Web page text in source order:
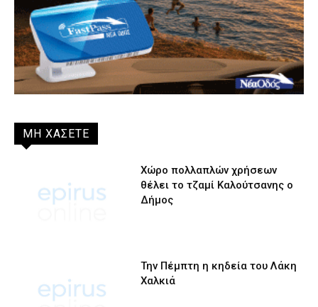
ΜΗ ΧΑΣΕΤΕ
Χώρο πολλαπλών χρήσεων
θέλει το τζαμί Καλούτσανης ο
Δήμος
Την Πέμπτη η κηδεία του Λάκη
Χαλκιά